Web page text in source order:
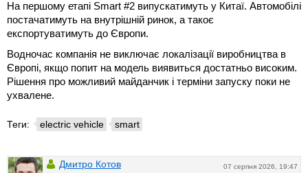
На першому етапі Smart #2 випускатимуть у Китаї. Автомобілі
постачатимуть на внутрішній ринок, а такоє
експортуватимуть до Європи.
Водночас компанія не виключає локалізації виробництва в
Європі, якщо попит на модель виявиться достатньо високим.
Рішення про можливий майданчик і терміни запуску поки не
ухвалене.
Теги: electric vehicle smart
07 серпня 2026, 19:47
Дмитро Котов